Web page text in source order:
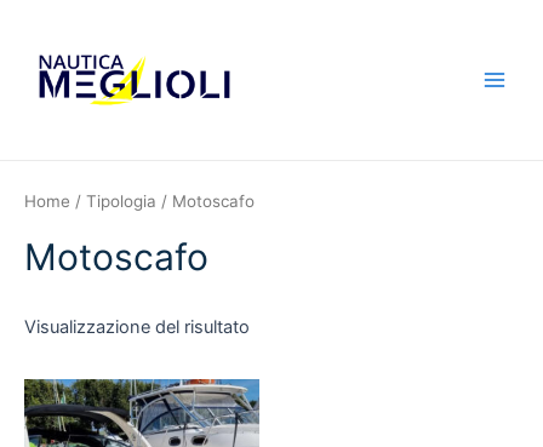
Home / Tipologia / Motoscafo
Motoscafo
Visualizzazione del risultato